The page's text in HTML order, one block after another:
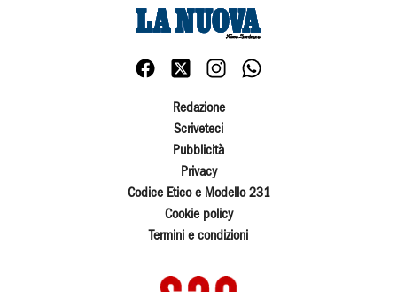
Redazione
Scriveteci
Pubblicità
Privacy
Codice Etico e Modello 231
Cookie policy
Termini e condizioni